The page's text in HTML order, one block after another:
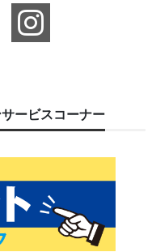
ービスコーナー